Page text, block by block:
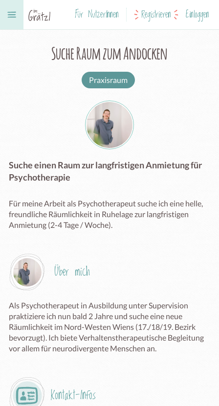
Für NutzerInnen Registrieren Einloggen
Suche Raum zum Andocken
Praxisraum
Suche einen Raum zur langfristigen Anmietung für
Psychotherapie
Für meine Arbeit als Psychotherapeut suche ich eine helle,
freundliche Räumlichkeit in Ruhelage zur langfristigen
Anmietung (2-4 Tage / Woche).
Über mich
Als Psychotherapeut in Ausbildung unter Supervision
praktiziere ich nun bald 2 Jahre und suche eine neue
Räumlichkeit im Nord-Westen Wiens (17./18/19. Bezirk
bevorzugt). Ich biete Verhaltenstherapeutische Begleitung
vor allem für neurodivergente Menschen an.
Kontakt-Infos